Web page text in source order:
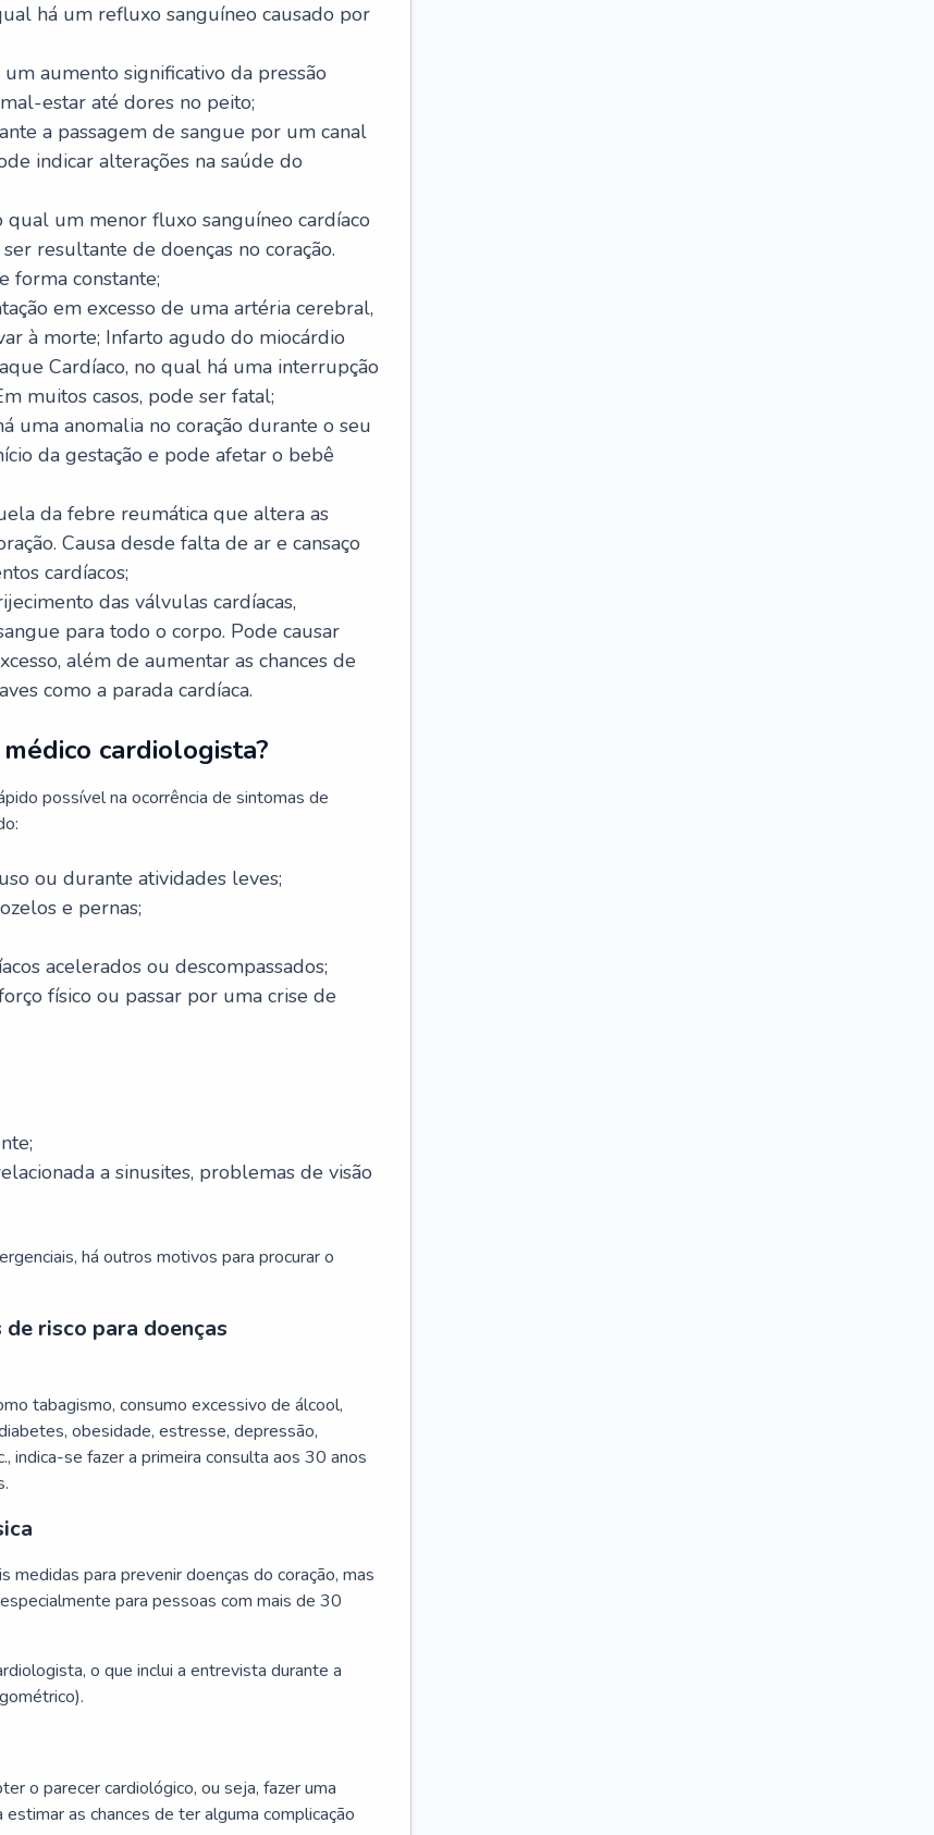
há um refluxo sanguíneo causado por
aumento significativo da pressão
estar até dores no peito;
a passagem de sangue por um canal
indicar alterações na saúde do
qual um menor fluxo sanguíneo cardíaco
resultante de doenças no coração.
forma constante;
em excesso de uma artéria cerebral,
à morte; Infarto agudo do miocárdio
Cardíaco, no qual há uma interrupção
muitos casos, pode ser fatal;
uma anomalia no coração durante o seu
da gestação e pode afetar o bebê
da febre reumática que altera as
Causa desde falta de ar e cansaço
cardíacos;
das válvulas cardíacas,
para todo o corpo. Pode causar
além de aumentar as chances de
como a parada cardíaca.
cardiologista?
possível na ocorrência de sintomas de
ou durante atividades leves;
e pernas;
acelerados ou descompassados;
físico ou passar por uma crise de
a sinusites, problemas de visão
há outros motivos para procurar o
risco para doenças
tabagismo, consumo excessivo de álcool,
obesidade, estresse, depressão,
indica-se fazer a primeira consulta aos 30 anos
medidas para prevenir doenças do coração, mas
para pessoas com mais de 30
o que inclui a entrevista durante a
o parecer cardiológico, ou seja, fazer uma
as chances de ter alguma complicação